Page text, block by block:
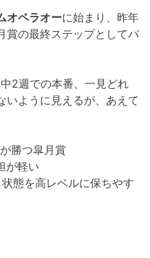
オペラオーに始まり、昨年
賞の最終ステップとしてバ
2週での本番、一見どれ
いように見えるが、あえて
勝つ皐月賞
軽い
を高レベルに保ちやす